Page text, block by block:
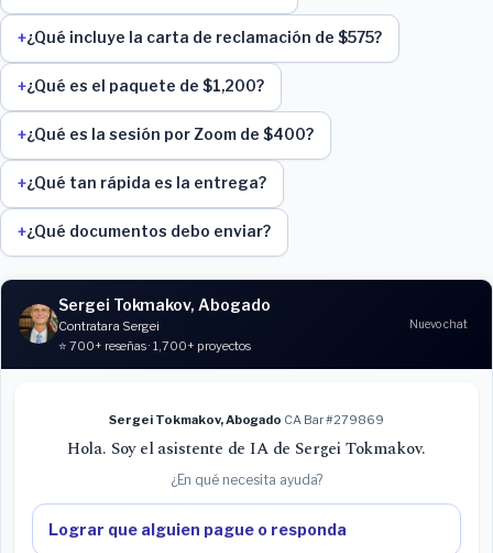
¿Qué incluye la carta de reclamación de $575?
¿Qué es el paquete de $1,200?
¿Qué es la sesión por Zoom de $400?
¿Qué tan rápida es la entrega?
¿Qué documentos debo enviar?
Sergei Tokmakov, Abogado
Contratar a Sergei
⭐ 700+ reseñas · 1,700+ proyectos
Nuevo chat
Sergei Tokmakov, Abogado·CA Bar #279869
Hola. Soy el asistente de IA de Sergei Tokmakov.
¿En qué necesita ayuda?
Lograr que alguien pague o responda